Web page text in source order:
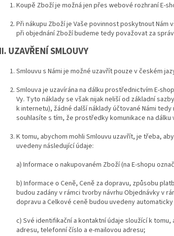
Koupě Zboží je možná jen přes webové rozhraní E-
Při nákupu Zboží je Vaše povinnost poskytnout
při objednání Zboží budeme tedy považovat za
UZAVŘENÍ SMLOUVY
Smlouvu s Námi je možné uzavřít pouze v českém
Smlouva je uzavírána na dálku prostřednictvím E-
Vy. Tyto náklady se však nijak neliší od základní
k internetu), žádné další náklady účtované Námi
souhlasíte s tím, že prostředky komunikace na dálku
K tomu, abychom mohli Smlouvu uzavřít, je třeba,
uvedeny následující údaje:
a) Informace o nakupovaném Zboží (na E-shopu
b) Informace o Ceně, Ceně za dopravu, způsobu
budou zadány v rámci tvorby návrhu Objednávky v
dopravu a Celkové ceně budou uvedeny
c) Své identifikační a kontaktní údaje sloužící k
adresu, telefonní číslo a e-mailovou adresu;